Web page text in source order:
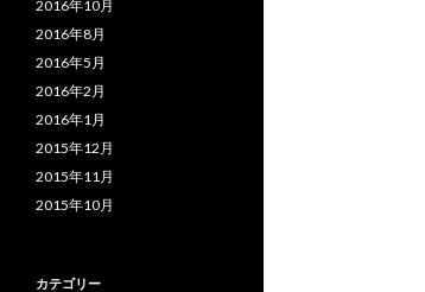
2016年10月
2016年8月
2016年5月
2016年2月
2016年1月
2015年12月
2015年11月
2015年10月
カテゴリー